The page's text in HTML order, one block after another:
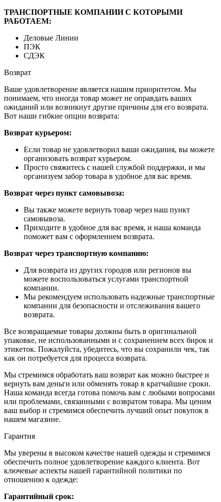
ТРАНСПОРТНЫЕ КОМПАНИИ С КОТОРЫМИ
РАБОТАЕМ:
Деловые Линии
ПЭК
СДЭК
Возврат
Ваше удовлетворение является нашим приоритетом. Мы
понимаем, что иногда товар может не оправдать ваших
ожиданий или возникнут другие причины для его возврата.
Вот наши гибкие опции возврата:
Возврат курьером:
Если товар не удовлетворил ваши ожидания, вы можете
организовать возврат курьером.
Просто свяжитесь с нашей службой поддержки, и мы
организуем забор товара в удобное для вас время.
Возврат через пункт самовывоза:
Вы также можете вернуть товар через наш пункт
самовывоза.
Приходите в удобное для вас время, и наша команда
поможет вам с оформлением возврата.
Возврат через транспортную компанию:
Для возврата из других городов или регионов вы
можете воспользоваться услугами транспортной
компании.
Мы рекомендуем использовать надежные транспортные
компании для безопасности и отслеживания вашего
возврата.
Все возвращаемые товары должны быть в оригинальной
упаковке, не использованными и с сохранением всех бирок и
этикеток. Пожалуйста, убедитесь, что вы сохранили чек, так
как он потребуется для процесса возврата.
Мы стремимся обработать ваш возврат как можно быстрее и
вернуть вам деньги или обменять товар в кратчайшие сроки.
Наша команда всегда готова помочь вам с любыми вопросами
или проблемами, связанными с возвратом товара. Мы ценим
ваш выбор и стремимся обеспечить лучший опыт покупок в
нашем магазине.
Гарантия
Мы уверены в высоком качестве нашей одежды и стремимся
обеспечить полное удовлетворение каждого клиента. Вот
ключевые аспекты нашей гарантийной политики по
отношению к одежде:
Гарантийный срок: